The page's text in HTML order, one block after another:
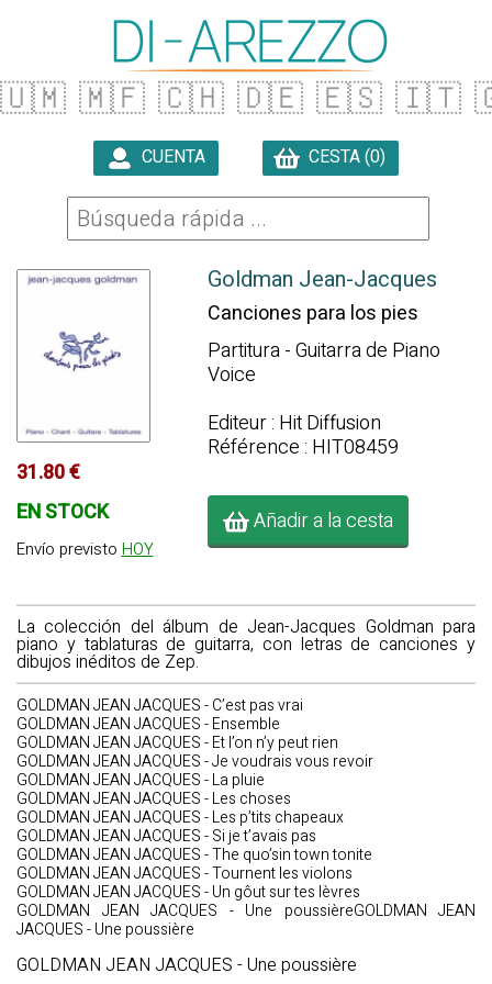
🇺🇲 🇲🇫 🇨🇭 🇩🇪 🇪🇸 🇮🇹
CUENTA CESTA (0)
31.80 €
EN STOCK
Envío previsto HOY
Goldman Jean-Jacques
Canciones para los pies
Partitura - Guitarra de Piano
Voice
Editeur : Hit Diffusion
Référence : HIT08459
Añadir a la cesta
La colección del álbum de Jean-Jacques Goldman para
piano y tablaturas de guitarra, con letras de canciones y
dibujos inéditos de Zep.
GOLDMAN JEAN JACQUES - C’est pas vrai
GOLDMAN JEAN JACQUES - Ensemble
GOLDMAN JEAN JACQUES - Et l’on n’y peut rien
GOLDMAN JEAN JACQUES - Je voudrais vous revoir
GOLDMAN JEAN JACQUES - La pluie
GOLDMAN JEAN JACQUES - Les choses
GOLDMAN JEAN JACQUES - Les p’tits chapeaux
GOLDMAN JEAN JACQUES - Si je t’avais pas
GOLDMAN JEAN JACQUES - The quo’sin town tonite
GOLDMAN JEAN JACQUES - Tournent les violons
GOLDMAN JEAN JACQUES - Un gôut sur tes lèvres
GOLDMAN JEAN JACQUES - Une poussièreGOLDMAN JEAN
JACQUES - Une poussière
GOLDMAN JEAN JACQUES - Une poussière